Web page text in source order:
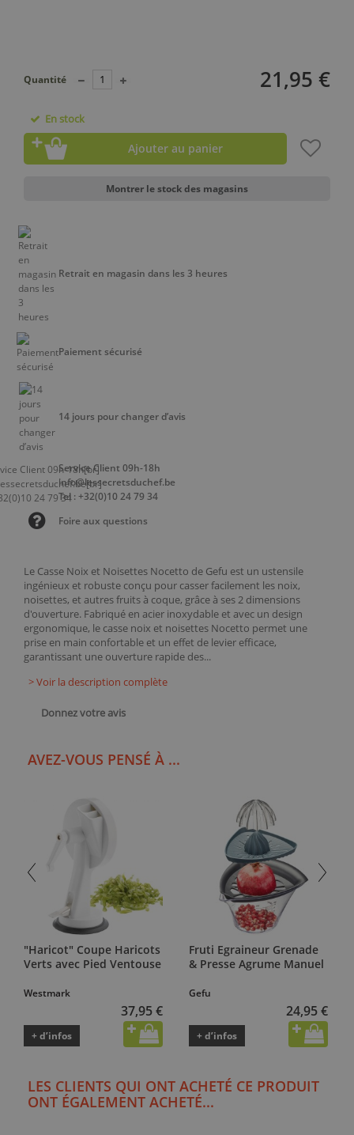
Le Casse Noix et Noisettes Nocetto de Gefu est un ustensile
ingénieux et robuste conçu pour casser facilement les noix,
noisettes, et autres fruits à coque, grâce à ses 2 dimensions
d'ouverture. Fabriqué en acier inoxydable et avec un design
ergonomique, le casse noix et noisettes Nocetto permet une
prise en main confortable et un effet de levier efficace,
garantissant une ouverture rapide des...
> Voir la description complète
Donnez votre avis
21,95 €
Quantité
En stock
Ajouter au panier
Montrer le stock des magasins
Retrait en magasin dans les 3 heures
Paiement sécurisé
14 jours pour changer d’avis
Service Client 09h-18h
info@lessecretsduchef.be
Tel : +32(0)10 24 79 34
Foire aux questions
AVEZ-VOUS PENSÉ À ...
"Haricot" Coupe Haricots
Verts avec Pied Ventouse
Westmark
37,95 €
+ d’infos
Fruti Egraineur Grenade
& Presse Agrume Manuel
Gefu
24,95 €
+ d’infos
LES CLIENTS QUI ONT ACHETÉ CE PRODUIT
ONT ÉGALEMENT ACHETÉ...